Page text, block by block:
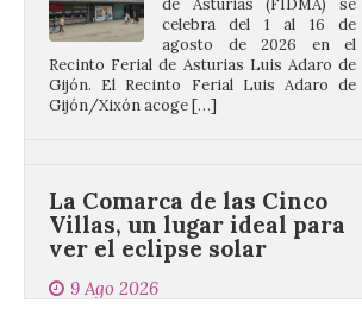
Gijón. El Recinto Ferial Luis Adaro de
Gijón/Xixón acoge […]
9 Ago 2026